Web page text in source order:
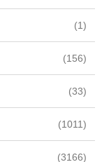
(1)
(156)
(33)
(1011)
(3166)